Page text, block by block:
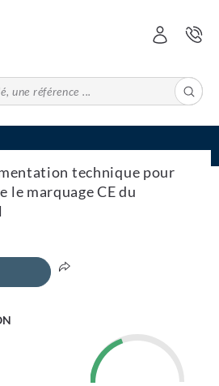
technique pour
le marquage CE du